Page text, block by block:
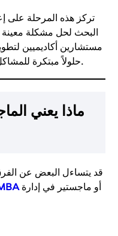
تركز هذه المرحلة على
البحث لحل مشكلة
مستشارين أكاديميين
حلولاً مبتكرة للمشاكل التي تواجه المنظمات أو الصناعات.
ماذا يعني
أو ماجستير في إدارة